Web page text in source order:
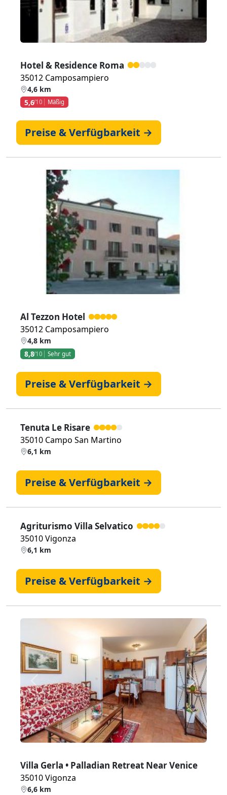
Hotel & Residence Roma
35012 Camposampiero
4,6 km
5,6/10 Mäßig
Preise & Verfügbarkeit →
Zurück
Al Tezzon Hotel
35012 Camposampiero
4,8 km
8,8/10 Sehr gut
Preise & Verfügbarkeit →
Tenuta Le Risare
35010 Campo San Martino
6,1 km
Preise & Verfügbarkeit →
Agriturismo Villa Selvatico
35010 Vigonza
6,1 km
Preise & Verfügbarkeit →
Zurück Weiter
Villa Gerla • Palladian Retreat Near Venice
35010 Vigonza
6,6 km